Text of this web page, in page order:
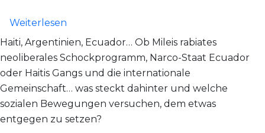
Weiterlesen
Haiti, Argentinien, Ecuador… Ob Mileis rabiates
neoliberales Schockprogramm, Narco-Staat Ecuador
oder Haitis Gangs und die internationale
Gemeinschaft… was steckt dahinter und welche
sozialen Bewegungen versuchen, dem etwas
entgegen zu setzen?